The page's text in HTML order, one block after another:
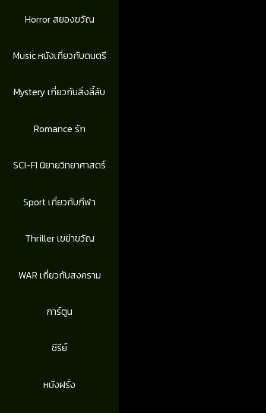
Horror สยองขวัญ
Music หนังเกี่ยวกับดนตรี
Mystery เกี่ยวกับสิ่งลี้ลับ
Romance รัก
SCI-FI นิยายวิทยาศาสตร์
Sport เกี่ยวกับกีฬา
Thriller เขย่าขวัญ
WAR เกี่ยวกับสงคราม
การ์ตูน
ซีรีย์
หนังฝรั่ง